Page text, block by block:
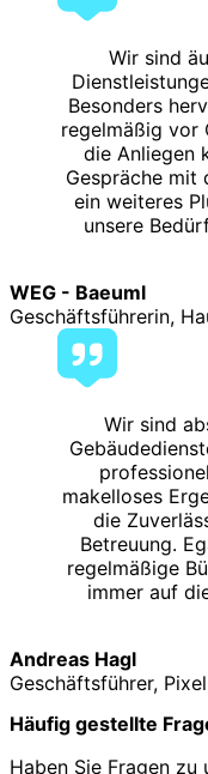
Wir sind
Besonders
regelmäßig vor
die Anliegen
Gespräche mit
ein weiteres
unsere
WEG - Baeuml
Geschäftsführerin,
Wir sind
makelloses
die
Betreuung.
regelmäßige
immer auf
Andreas Hagl
Geschäftsführer,
Häufig gestellte
Haben Sie Fragen